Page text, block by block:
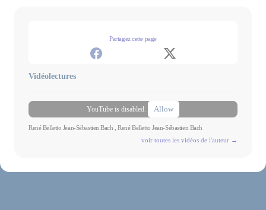
Deux scénarios pour la série télévisée Le Lyonnais :Vidéo-meurtresRégis l’éventreur.
Articles
« Un ardent besoin de mystère », article sur le « roman policier » paru
dans Le Figaro
« Pleins feux sur le “privé" », article sur le détective privé dans la revue
28 juillet 1981
Partagez cette page
Vidéolectures
YouTube is disabled. Allow
René Belletto Jean-Sébastien Bach , René Belletto Jean-Sébastien Bach
voir toutes les vidéos de l'auteur →